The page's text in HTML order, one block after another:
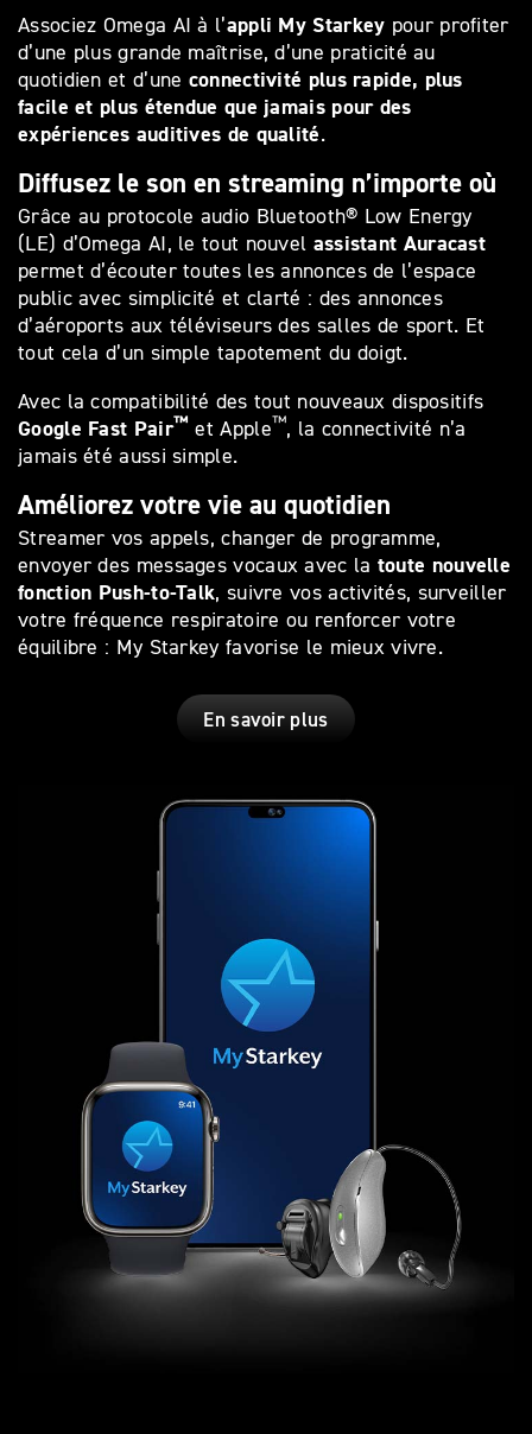
Associez Omega AI à l’appli My Starkey pour profiter
d’une plus grande maîtrise, d’une praticité au
quotidien et d’une connectivité plus rapide, plus
facile et plus étendue que jamais pour des
expériences auditives de qualité.
Diffusez le son en streaming n’importe où
Grâce au protocole audio Bluetooth® Low Energy
(LE) d’Omega AI, le tout nouvel assistant Auracast
permet d’écouter toutes les annonces de l’espace
public avec simplicité et clarté : des annonces
d’aéroports aux téléviseurs des salles de sport. Et
tout cela d’un simple tapotement du doigt.
Avec la compatibilité des tout nouveaux dispositifs
Google Fast Pair™ et Apple™, la connectivité n’a
jamais été aussi simple.
Améliorez votre vie au quotidien
Streamer vos appels, changer de programme,
envoyer des messages vocaux avec la toute nouvelle
fonction Push-to-Talk, suivre vos activités, surveiller
votre fréquence respiratoire ou renforcer votre
équilibre : My Starkey favorise le mieux vivre.
En savoir plus